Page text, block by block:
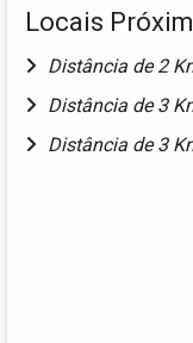
Locais
Distância de 2
Distância de 3
Distância de 3